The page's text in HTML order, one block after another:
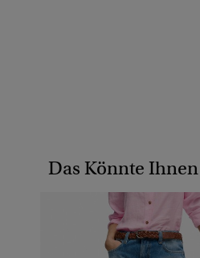
Das Könnte